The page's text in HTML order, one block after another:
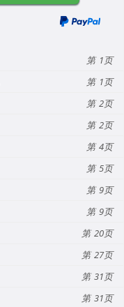
1
1
2
2
4
5
9
9
20
27
31
31